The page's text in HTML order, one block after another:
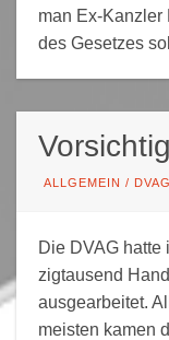
man Ex-Kanzler
des Gesetzes
ALLGEMEIN / DVAG
Die DVAG hatte
zigtausend
ausgearbeitet.
meisten kamen